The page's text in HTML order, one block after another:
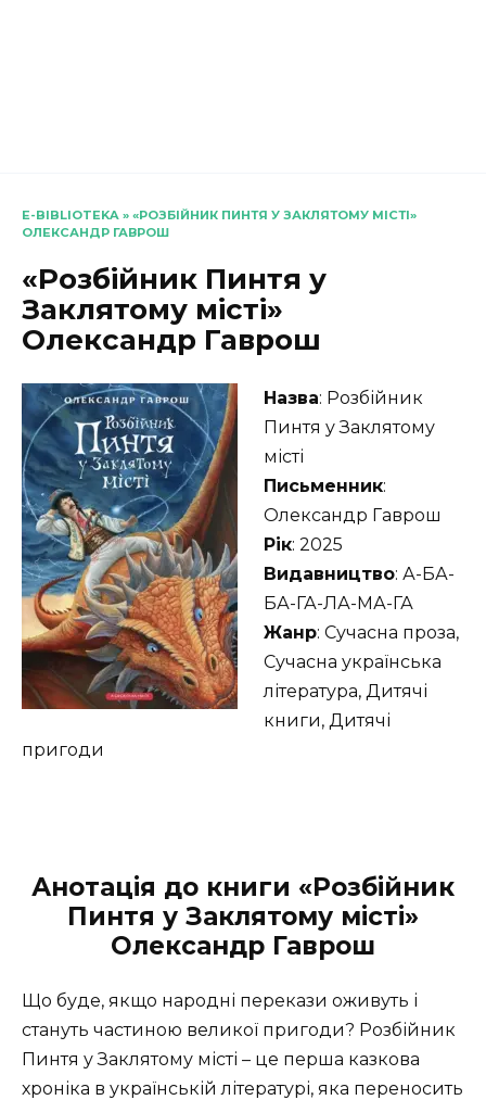
E-BIBLIOTEKA » «РОЗБІЙНИК ПИНТЯ У ЗАКЛЯТОМУ МІСТІ»
ОЛЕКСАНДР ГАВРОШ
«Розбійник Пинтя у
Заклятому місті»
Олександр Гаврош
Назва: Розбійник
Пинтя у Заклятому
місті
Письменник:
Олександр Гаврош
Рік: 2025
Видавництво: А-БА-
БА-ГА-ЛА-МА-ГА
Жанр: Сучасна проза,
Сучасна українська
література, Дитячі
книги, Дитячі
пригоди
Анотація до книги «Розбійник
Пинтя у Заклятому місті»
Олександр Гаврош
Що буде, якщо народні перекази оживуть і
стануть частиною великої пригоди? Розбійник
Пинтя у Заклятому місті – це перша казкова
хроніка в українській літературі, яка переносить